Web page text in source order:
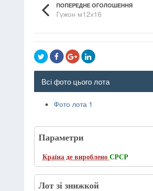
ПОПЕРЕДНЕ ОГОЛОШЕННЯ
Гужон м12х16
Всі фото цього лота
Фото лота 1
Параметри
Країна де вироблено СРСР
Лот зі знижкой